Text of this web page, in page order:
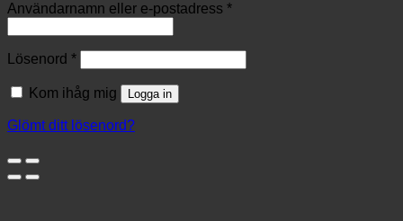
Användarnamn eller e-postadress *
Lösenord *
Kom ihåg mig Logga in
Glömt ditt lösenord?